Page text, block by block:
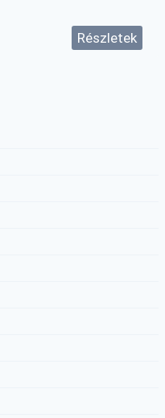
Részletek